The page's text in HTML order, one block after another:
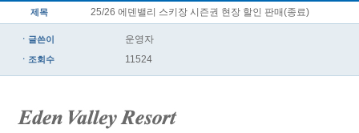
제목 25/26 에덴밸리 스키장 시즌권 현장 할인 판매(종료)
ㆍ글쓴이 운영자
ㆍ조회수 11524